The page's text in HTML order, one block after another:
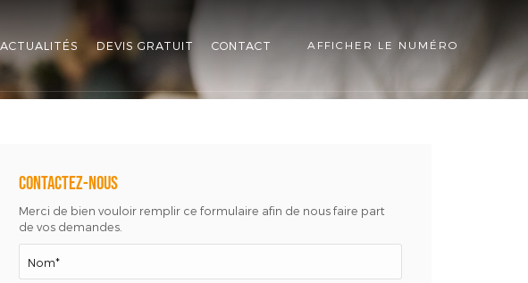
ACTUALITÉS DEVIS GRATUIT CONTACT AFFICHER LE NUMÉRO
Contactez-nous
Merci de bien vouloir remplir ce formulaire afin de nous faire part
de vos demandes.